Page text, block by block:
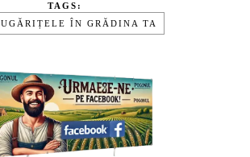
TAGS:
ÎN GRĂDINA TA